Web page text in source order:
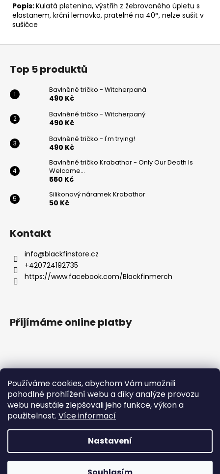
Používáme cookies, abychom Vám umožnili
pohodlné prohlížení webu a díky analýze provozu
webu neustále zlepšovali jeho funkce, výkon a
použitelnost. Více informací
Nastavení
Milí zákazníci, velice Vás prosíme, abyste objednávky, které
chcete doručit po ČR, platili pouze v českých korunách. Při
platbě v eurech tato úhrada způsobuje chybu a nelze
vygenerovat štítek pro přepravní společnost. Moc Vám
Popis:Kulatá pletenina, výstřih z žebrovaného úpletu s
elastanem, krční lemovka, pratelné na 40°, nelze sušit v
sušičce
Z
Top 5 produktů
Bavlněné tričko - Witcherpaná
490 Kč
Bavlněné tričko - Witcherpaný
490 Kč
Bavlněné tričko - I'm trying!
490 Kč
Bavlněné tričko Krabathor - Only Our Death Is
Welcome...
550 Kč
Silikonový náramek Krabathor
50 Kč
Kontakt
info@blackfinstore.cz
+420724192735
https://www.facebook.com/Blackfinmerch
Přijímáme online platby
Základní zásady ochrany osobních údajů |
Všeobecné obchodní podmínky |
Správná péče o potisk |
Copyright 2026Blackfin Merchandise. Všechna práva